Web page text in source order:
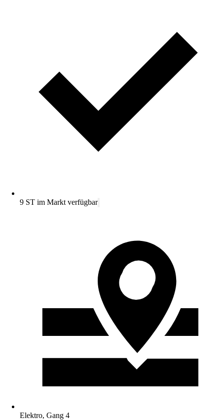
9 ST im Markt verfügbar
Elektro, Gang 4